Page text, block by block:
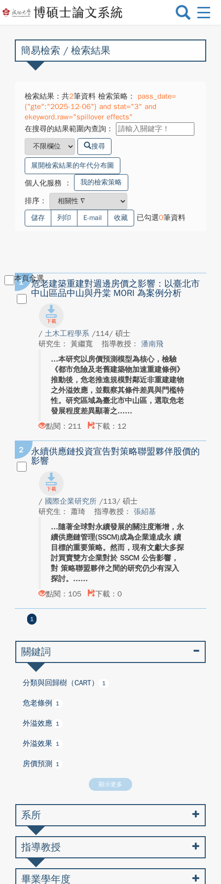
選
換
簡易檢索 / 檢索結果
檢索結果：共2筆資料 檢索策略：
pass_date=
{"gte":"2025-12-06"} and stat="3" and
ekeyword.raw="spillover effects"
在搜尋的結果範圍內查詢：
搜尋
展開檢索結果的年代分布圖
個人化服務 ： 我的檢索策略
排序：
儲存 列印 E-mail 收藏 已勾選0筆資料
本頁全選
1
危老建築重建對週邊房價之影響：以臺北市
中山區品中山與丹棠 MORI 為案例分析
/ 土木工程學系 /114/ 碩士
研究生： 黃繼寬
指導教授： 潘南飛
本研究以房價預測模型為核心，檢驗
《都市危險及老舊建築物加速重建條例》
推動後，危老推進規模對鄰近非重建建物
之外溢效應，並觀察其條件差異與門檻特
性。研究區域為臺北市中山區，選取危老
發展程度差異顯著之...
點閱：211
下載：12
2
永續供應鏈投資宣告對策略聯盟夥伴股價的
影響
/ 國際企業研究所 /113/ 碩士
研究生： 蕭琦
指導教授： 張紹基
隨著全球對永續發展的關注度漸增，永
續供應鏈管理(SSCM)成為企業達成永 續
目標的重要策略。然而，現有文獻大多探
討買賣雙方企業對於 SSCM 公告影響，
對 策略聯盟夥伴之間的研究仍少有深入
探討。...
點閱：105
下載：0
1
關鍵詞
分類與回歸樹（CART） 1
危老條例 1
外溢效應 1
外溢效果 1
房價預測 1
顯示更多
系所
指導教授
畢業學年度